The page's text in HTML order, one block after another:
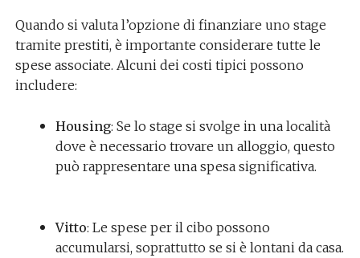
Quando si valuta l’opzione di finanziare uno stage
tramite prestiti, è importante considerare tutte le
spese associate. Alcuni dei costi tipici possono
includere:
Housing: Se lo stage si svolge in una località
dove è necessario trovare un alloggio, questo
può rappresentare una spesa significativa.
Vitto: Le spese per il cibo possono
accumularsi, soprattutto se si è lontani da casa.